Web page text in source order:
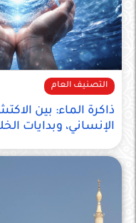
التصنيف العام
ذاكرة الماء: بين
الإنساني، وبدايات